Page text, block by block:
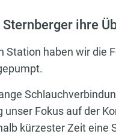
ihre
haben wir die
Fokus auf der
kürzester Zeit eine